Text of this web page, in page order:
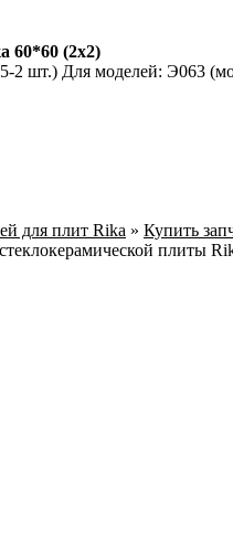
60*60 (2х2)
2 шт.) Для моделей: Э063
для плит Rika » Купить
плиты